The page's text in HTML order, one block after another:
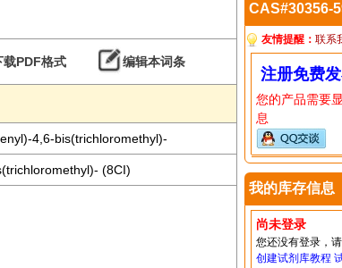
载PDF格式 编辑本词条
4,6-bis(trichloromethyl)-
(8CI)
CAS#30356-
友情提醒： 联系
注册免费
您的产品需要
息
我的库存信息
尚未登录
您还没有登录，
创建试剂库教程